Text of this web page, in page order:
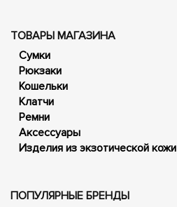
ТОВАРЫ МАГАЗИНА
Сумки
Рюкзаки
Кошельки
Клатчи
Ремни
Аксессуары
Изделия из экзотической кожи
ПОПУЛЯРНЫЕ БРЕНДЫ